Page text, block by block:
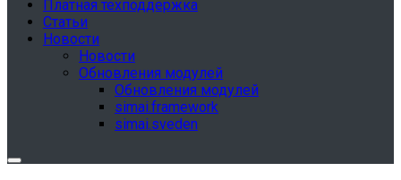
Платная техподдержка
Статьи
Новости
Новости
Обновления модулей
Обновления модулей
simai.framework
simai.sveden